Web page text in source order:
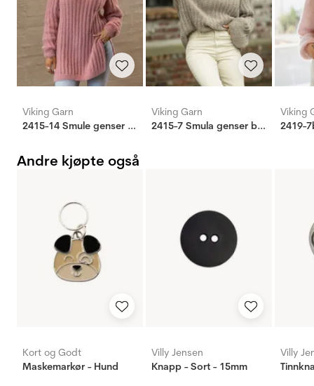
Viking Garn
2415-14 Smule genser by Mie Cappelen
Viking Garn
2415-7 Smula genser by Mie Cappelen
Viking
Andre kjøpte også
Kort og Godt
Maskemarkør - Hund
Villy Jensen
Knapp - Sort - 15mm
Villy